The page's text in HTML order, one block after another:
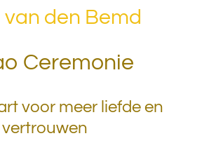
van den Bemd
Ceremonie
voor meer liefde en
vertrouwen